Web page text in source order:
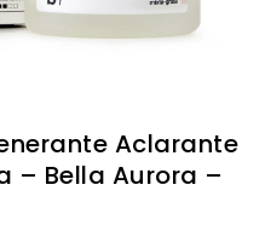
Aclarante
– Bella Aurora –